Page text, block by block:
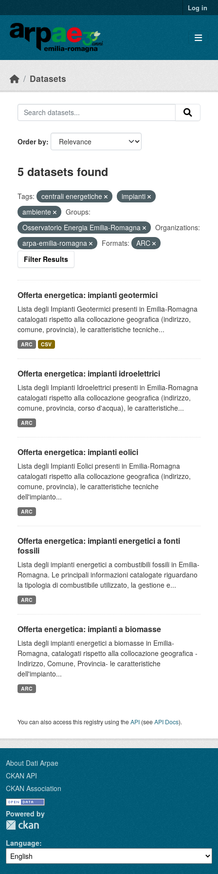
Log in
Datasets
Order by
5 datasets found
Tags: centrali energetiche
impianti
ambiente
Groups:
Osservatorio Energia Emilia-Romagna
Organizations:
arpa-emilia-romagna
Formats:
ARC
Filter Results
Offerta energetica: impianti geotermici
Lista degli Impianti Geotermici presenti in Emilia-Romagna
catalogati rispetto alla collocazione geografica (indirizzo,
comune, provincia), le caratteristiche tecniche...
ARC CSV
Offerta energetica: impianti idroelettrici
Lista degli Impianti Idroelettrici presenti in Emilia-Romagna
catalogati rispetto alla collocazione geografica (indirizzo,
comune, provincia, corso d'acqua), le caratteristiche...
ARC
Offerta energetica: impianti eolici
Lista degli Impianti Eolici presenti in Emilia-Romagna
catalogati rispetto alla collocazione geografica (indirizzo,
comune, provincia), le caratteristiche tecniche
dell'impianto...
ARC
Offerta energetica: impianti energetici a fonti
fossili
Lista degli impianti energetici a combustibili fossili in Emilia-
Romagna. Le principali informazioni catalogate riguardano
la tipologia di combustibile utilizzato, la gestione e...
ARC
Offerta energetica: impianti a biomasse
Lista degli impianti energetici a biomasse in Emilia-
Romagna, catalogati rispetto alla collocazione geografica -
Indirizzo, Comune, Provincia- le caratteristiche
dell'impianto...
ARC
You can also access this registry using theAPI (seeAPI Docs).
About Dati Arpae
CKAN API
CKAN Association
Powered by
Language